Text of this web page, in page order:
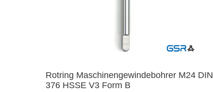
Rotring Maschinengewindebohrer M24 DIN
376 HSSE V3 Form B